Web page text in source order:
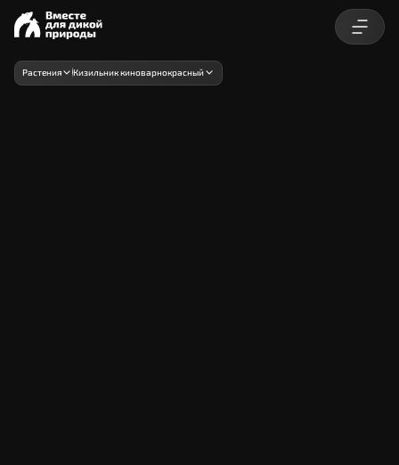
Растения Кизильник киноварнокрасный